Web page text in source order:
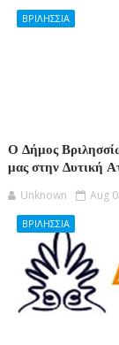
ΒΡΙΛΗΣΣΙΑ
Ο Δήμος
μας στην Δυτική
Unknown Aug
ΒΡΙΛΗΣΣΙΑ